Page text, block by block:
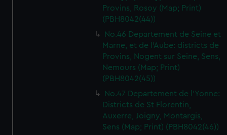
Provins, Rosoy (Map; Print)
(PBH8042(44))
No.46 Departement de Seine et
Marne, et de l'Aube: districts de
Provins, Nogent sur Seine, Sens,
Nemours (Map; Print)
(PBH8042(45))
No.47 Departement de l'Yonne:
Districts de St Florentin,
Auxerre, Joigny, Montargis,
Sens (Map; Print) (PBH8042(46))